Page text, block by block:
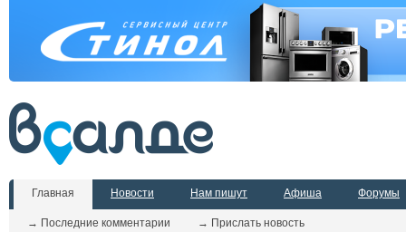
Главная
→ Последние комментарии → Прислать новость
Новости Нам пишут Афиша Форумы